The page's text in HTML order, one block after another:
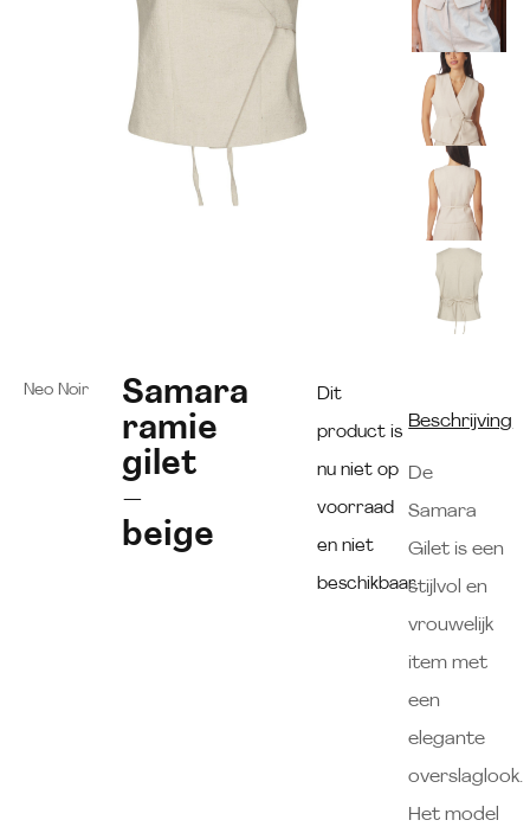
Neo Noir
Samara
ramie
gilet
–
beige
Dit
product is
nu niet op
voorraad
en niet
beschikbaar.
Beschrijving
De
Samara
Gilet is een
stijlvol en
vrouwelijk
item met
een
elegante
overslaglook.
Het model